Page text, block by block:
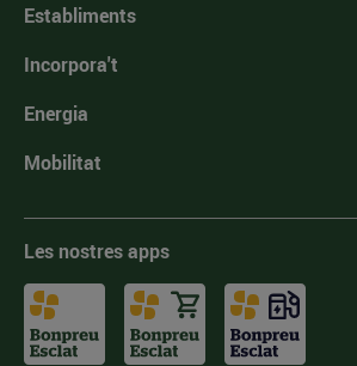
Establiments
Incorpora't
Energia
Mobilitat
Les nostres apps